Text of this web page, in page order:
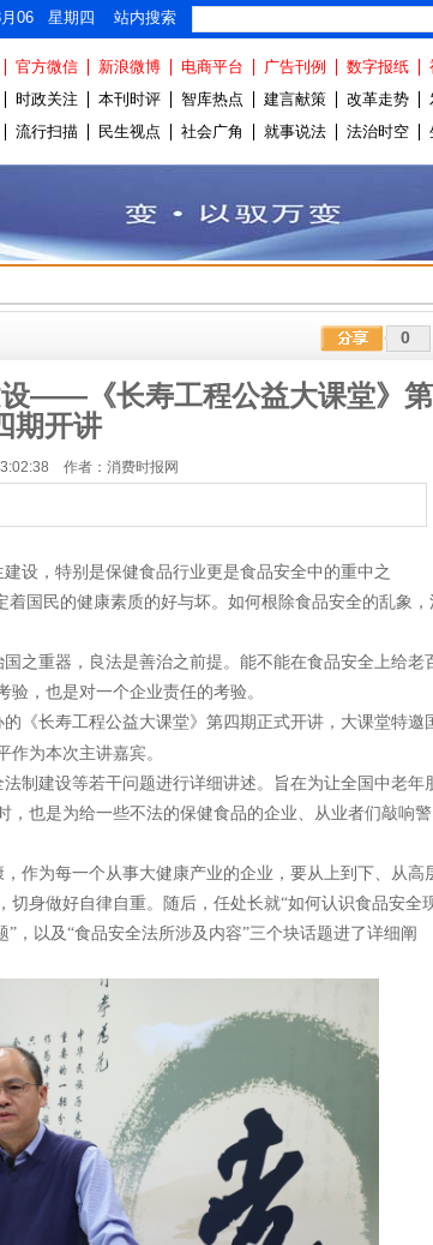
月06 星期四 站内搜索
官方微信 新浪微博 电商平台 广告刊例 数字报纸
时政关注 本刊时评 智库热点 建言献策 改革走势
流行扫描 民生视点 社会广角 就事说法 法治时空
0
——《长寿工程公益大课堂》第
期开讲
作者：消费时报网
设，特别是保健食品行业更是食品安全中的重中之
着国民的健康素质的好与坏。如何根除食品安全的乱象，
之重器，良法是善治之前提。能不能在食品安全上给老
，也是对一个企业责任的考验。
《长寿工程公益大课堂》第四期正式开讲，大课堂特邀
为本次主讲嘉宾。
制建设等若干问题进行详细讲述。旨在为让全国中老年
，也是为给一些不法的保健食品的企业、从业者们敲响警
作为每一个从事大健康产业的企业，要从上到下、从高
切身做好自律自重。随后，任处长就“如何认识食品安全
，以及“食品安全法所涉及内容”三个块话题进了详细阐